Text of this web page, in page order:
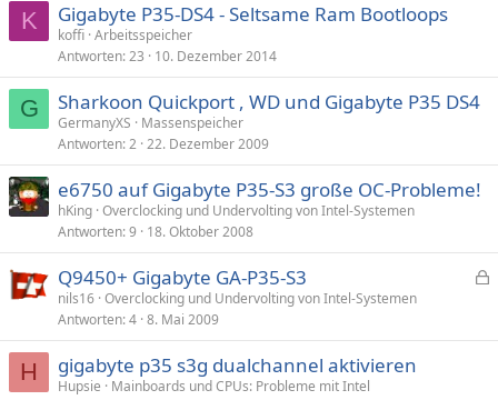
K Gigabyte P35-DS4 - Seltsame Ram Bootloops
koffi Arbeitsspeicher
Antworten 23 10. Dezember 2014
G Sharkoon Quickport , WD und Gigabyte P35 DS4
GermanyXS
Massenspeicher
Antworten 2 22. Dezember 2009
e6750 auf Gigabyte P35-S3 große OC-Probleme!
hKing Overclocking und Undervolting von Intel-Systemen
Antworten 9 18. Oktober 2008
p
Q9450+ Gigabyte GA-P35-S3
nils16 Overclocking und Undervolting von Intel-Systemen
Antworten 4 8. Mai 2009
H gigabyte p35 s3g dualchannel aktivieren
Hupsie
Mainboards und CPUs: Probleme mit Intel